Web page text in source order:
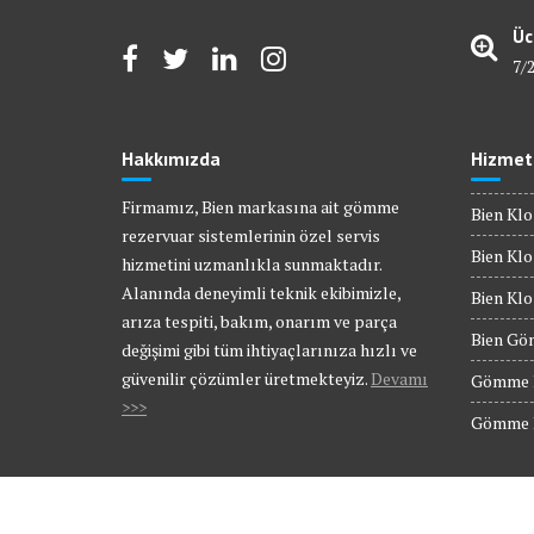
7/
Hakkımızda
Firmamız, Bien markasına ait gömme
rezervuar sistemlerinin özel servis
hizmetini uzmanlıkla sunmaktadır.
Alanında deneyimli teknik ekibimizle,
arıza tespiti, bakım, onarım ve parça
değişimi gibi tüm ihtiyaçlarınıza hızlı ve
güvenilir çözümler üretmekteyiz.Devamı
>>>
Bien
Bien
Bien
Bien
Gömme
Gömme